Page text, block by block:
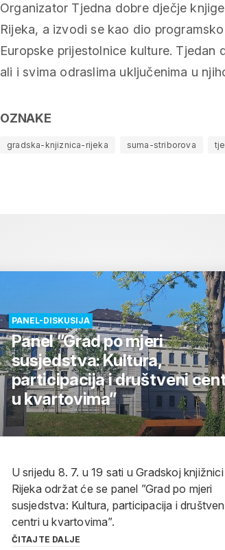
Organizator Tjedna dobre dječje
Rijeka, a izvodi se kao dio
Europske prijestolnice kulture. Tjedan
ali i svima odraslima uključenima u
OZNAKE
gradska-knjiznica-rijeka suma-striborova
PANEL-DISKUSIJA
Panel ”Grad po mjeri
susjedstva: Kultura,
participacija i društveni
u kvartovima”
U srijedu 8. 7. u 19 sati u Gradskoj knjižnici
Rijeka održat će se panel ”Grad po mjeri
susjedstva: Kultura, participacija i
centri u kvartovima”.
ČITAJTE DALJE